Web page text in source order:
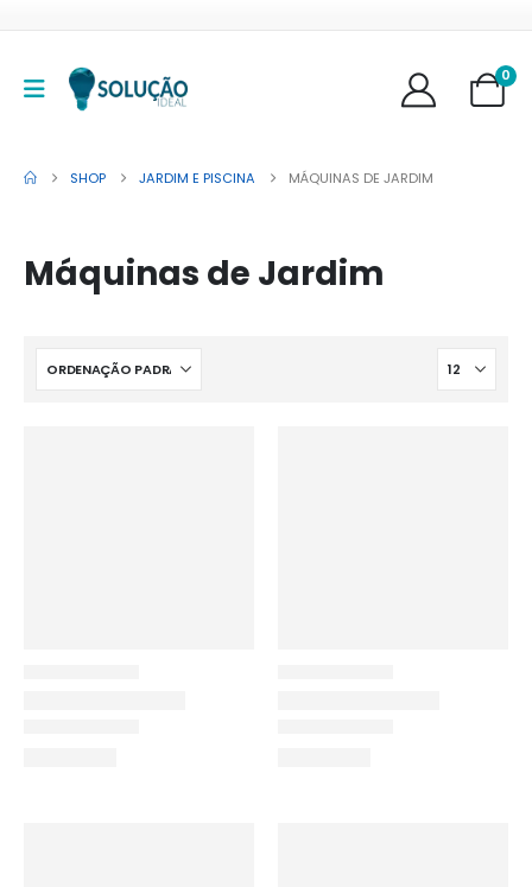
0
SHOP JARDIM E PISCINA MÁQUINAS DE JARDIM
Máquinas de Jardim